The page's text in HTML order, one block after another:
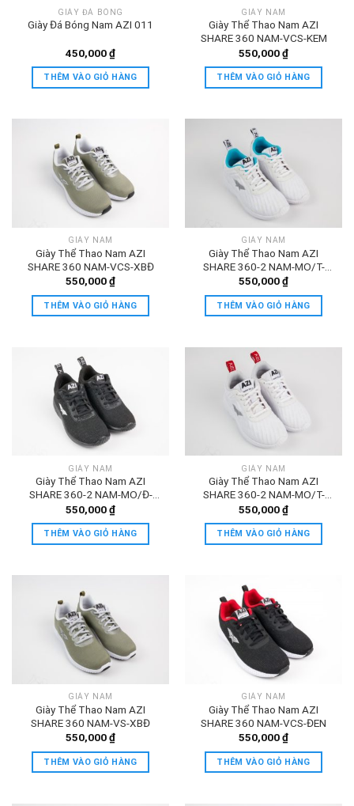
GIÀY ĐÁ BÓNG
Giày Đá Bóng Nam AZI 011
450,000₫
THÊM VÀO GIỎ HÀNG
GIÀY NAM
Giày Thể Thao Nam AZI
SHARE 360 NAM-VCS-KEM
550,000₫
THÊM VÀO GIỎ HÀNG
GIÀY NAM
Giày Thể Thao Nam AZI
SHARE 360 NAM-VCS-XBĐ
550,000₫
THÊM VÀO GIỎ HÀNG
GIÀY NAM
Giày Thể Thao Nam AZI
SHARE 360-2 NAM-MO/T-
TRANGXANH
550,000₫
THÊM VÀO GIỎ HÀNG
GIÀY NAM
Giày Thể Thao Nam AZI
SHARE 360-2 NAM-MO/Đ-
ĐEN
550,000₫
THÊM VÀO GIỎ HÀNG
GIÀY NAM
Giày Thể Thao Nam AZI
SHARE 360-2 NAM-MO/T-
TRANG
550,000₫
THÊM VÀO GIỎ HÀNG
GIÀY NAM
Giày Thể Thao Nam AZI
SHARE 360 NAM-VS-XBĐ
550,000₫
THÊM VÀO GIỎ HÀNG
GIÀY NAM
Giày Thể Thao Nam AZI
SHARE 360 NAM-VCS-ĐEN
550,000₫
THÊM VÀO GIỎ HÀNG